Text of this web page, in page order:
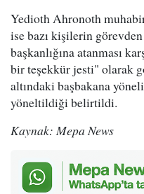
Yedioth Ahronoth
ise bazı kişilerin
başkanlığına atanması
bir teşekkür jesti" olarak
altındaki başbakana
yöneltildiği belirtildi.
Kaynak: Mepa News